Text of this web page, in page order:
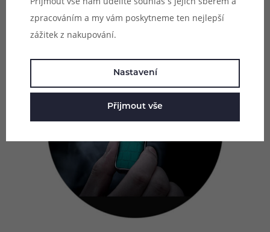
zpracováním a my vám poskytneme ten nejlepší
zážitek z nakupování.
Nastavení
Přijmout vše